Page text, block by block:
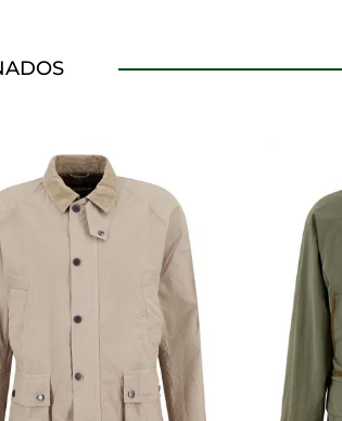
y cómo los visitantes navegan por el
la forma en que la página se comporta
se encuentra.
La intención es mostrar anuncios